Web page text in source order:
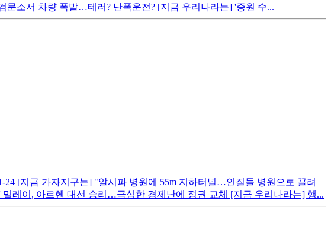
소서 차량 폭발…테러? 난폭운전? [지금 우리나라는] '증원 수...
24 [지금 가자지구는] "알시파 병원에 55m 지하터널…인질들 병원으로 끌려
레이, 아르헨 대선 승리…극심한 경제난에 정권 교체 [지금 우리나라는] 행...